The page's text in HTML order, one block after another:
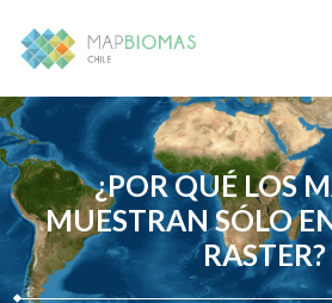
¿POR QUÉ LOS
MUESTRAN SÓLO
RASTER?